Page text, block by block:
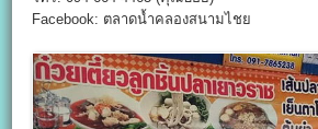
Facebook: ตลาดน้ำคลองสนามไชย